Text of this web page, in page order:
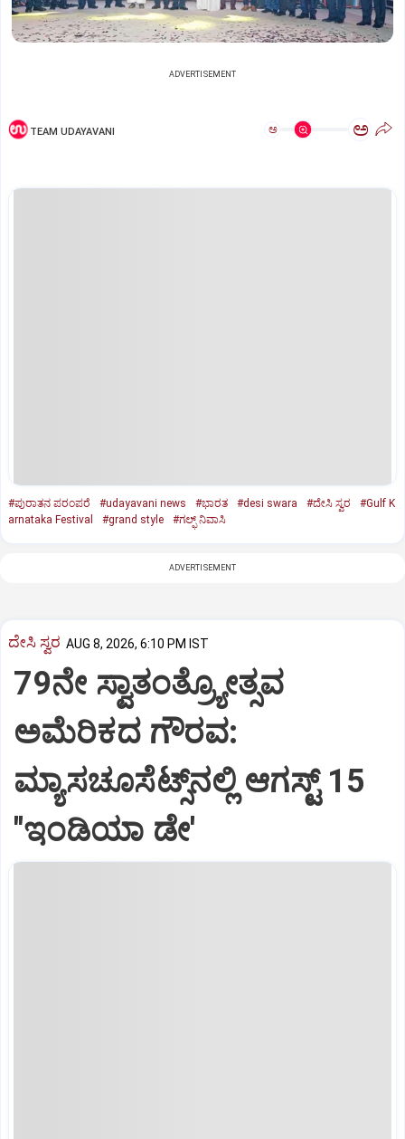
ADVERTISEMENT
TEAM UDAYAVANI ಅ ಅ
#ಪುರಾತನ ಪರಂಪರೆ #udayavani news #ಭಾರತ #desi swara #ದೇಸಿ ಸ್ವರ
#Gulf K
arnataka Festival
#grand style #ಗಲ್ಫ್‌ ನಿವಾಸಿ
ADVERTISEMENT
ದೇಸಿ ಸ್ವರ AUG 8, 2026, 6:10 PM IST
79ನೇ ಸ್ವಾತಂತ್ರ್ಯೋತ್ಸವ
ಅಮೆರಿಕದ ಗೌರವ:
ಮ್ಯಾಸಚೂಸೆಟ್ಸ್‌ನಲ್ಲಿ ಆಗಸ್ಟ್‌ 15
"ಇಂಡಿಯಾ ಡೇ'